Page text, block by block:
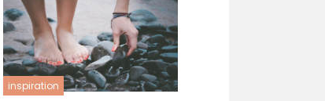
inspiration